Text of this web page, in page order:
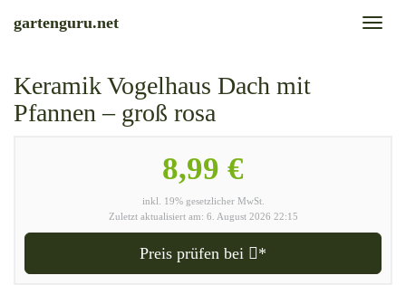
Toggle
gartenguru.net
Keramik Vogelhaus Dach mit
Pfannen – groß rosa
8,99 €
inkl. 19% gesetzlicher MwSt.
Zuletzt aktualisiert am: 6. August 2026 22:15
Preis prüfen bei *